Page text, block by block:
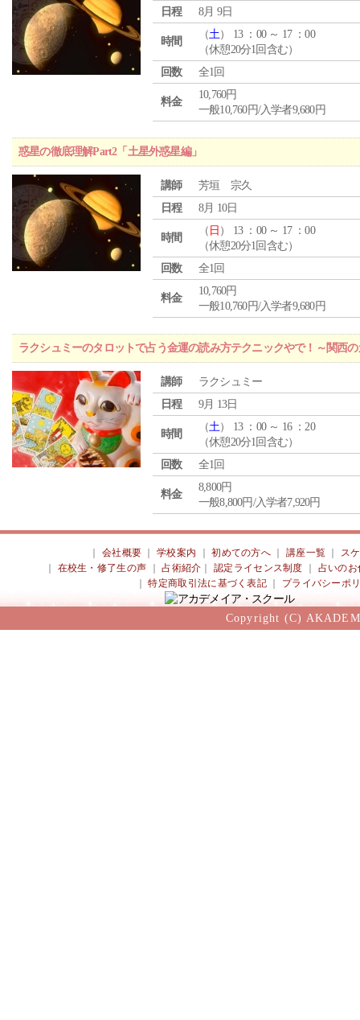
日程 8月 9日
時間
（土） 13 ：00 ～ 17 ：00
（休憩20分1回含む）
回数
全1回
料金
10,760円
一般10,760円/入学者9,680円
惑星の徹底理解Part2「土星外惑星編」
講師
芳垣 宗久
日程
8月 10日
時間
（ 日 ） 13 ：00 ～ 17 ：00
（休憩20分1回含む）
回数
全1回
料金
10,760円
一般10,760円/入学者9,680円
ラクシュミーのタロットで占う金運の読み方テクニックやで！～関西
講師
ラクシュミー
日程
9月 13日
時間
（土） 13 ：00 ～ 16 ：20
（休憩20分1回含む）
回数
全1回
料金
8,800円
一般8,800円/入学者7,920円
会社概要 ｜学校案内 ｜初めての方へ 講座一覧
ス
在校生・修了生の声 ｜占術紹介 ｜認定ライセンス制度
占いのお
｜特定商取引法に基づく表記 プライバシーポ
Copyright (C)